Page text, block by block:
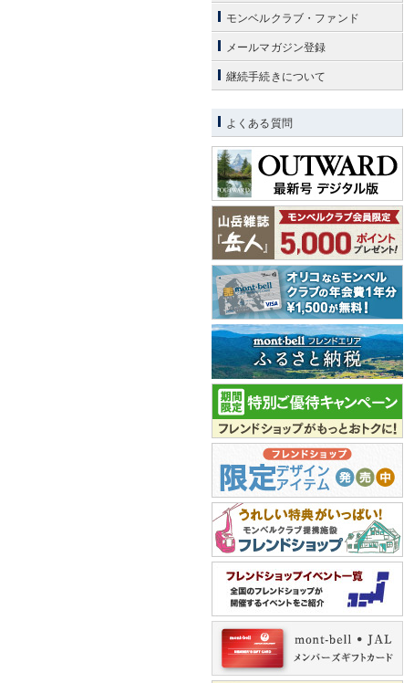
モンベルクラブ・ファンド
メールマガジン登録
継続手続きについて
よくある質問